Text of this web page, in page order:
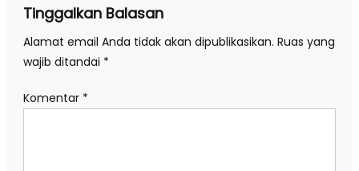
Tinggalkan Balasan
Alamat email Anda tidak akan dipublikasikan. Ruas yang
wajib ditandai *
Komentar *